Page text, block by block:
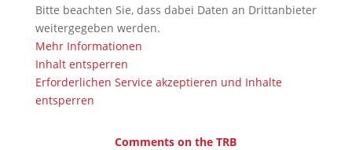
Bitte beachten Sie, dass dabei Daten an Drittanbieter
weitergegeben werden.
Mehr Informationen
Inhalt entsperren
Erforderlichen Service akzeptieren und Inhalte
entsperren
Comments on the TRB